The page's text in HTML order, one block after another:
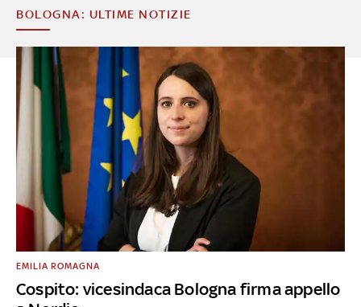
BOLOGNA: ULTIME NOTIZIE
Cospito: vicesindaca Bologna firma appello
EMILIA ROMAGNA